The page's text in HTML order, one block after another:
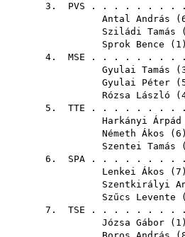
3. PVS . . . . . . . . .
Antal András (
Sziládi Tamás (
Sprok Bence ( 1
4. MSE . . . . . . . . .
Gyulai Tamás (
Gyulai Péter (
Rózsa László (
5. TTE . . . . . . . . .
Harkányi Árpád
Németh Ákos ( 6
Szentei Tamás (
6. SPA . . . . . . . . .
Lenkei Ákos ( 7
Szentkirályi
Szűcs Levente (
7. TSE . . . . . . . . .
Józsa Gábor ( 1